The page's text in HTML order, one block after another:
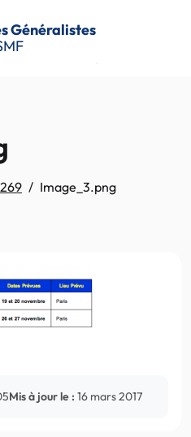
Généralistes
Image_3.png
Mis à jour le : 16 mars 2017